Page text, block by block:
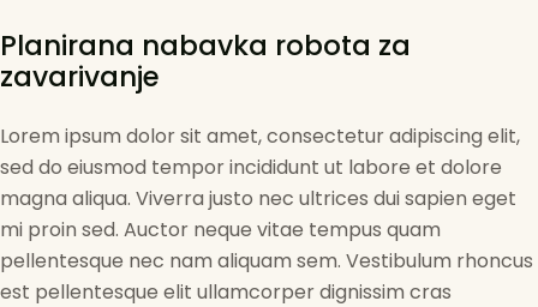
Planirana nabavka robota za
zavarivanje
Lorem ipsum dolor sit amet, consectetur adipiscing elit,
sed do eiusmod tempor incididunt ut labore et dolore
magna aliqua. Viverra justo nec ultrices dui sapien eget
mi proin sed. Auctor neque vitae tempus quam
pellentesque nec nam aliquam sem. Vestibulum rhoncus
est pellentesque elit ullamcorper dignissim cras